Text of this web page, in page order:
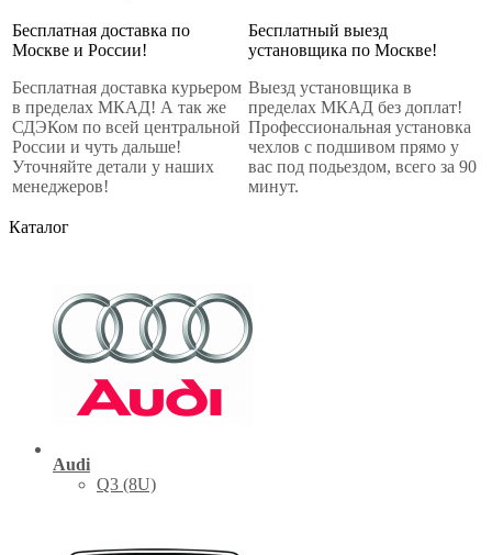
Бесплатная доставка по
Москве и России!
Бесплатная доставка курьером
в пределах МКАД! А так же
СДЭКом по всей центральной
России и чуть дальше!
Уточняйте детали у наших
менеджеров!
Бесплатный выезд
установщика по Москве!
Выезд установщика в
пределах МКАД без доплат!
Профессиональная установка
чехлов с подшивом прямо у
вас под подьездом, всего за 90
минут.
Каталог
Audi
Q3 (8U)